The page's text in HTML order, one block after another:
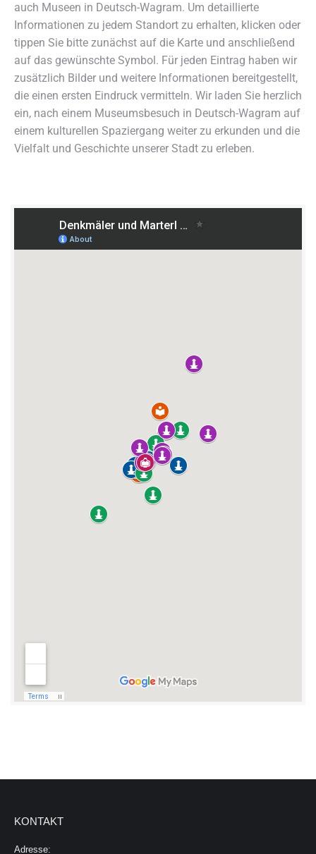
auch Museen in Deutsch-Wagram. Um detaillierte
Informationen zu jedem Standort zu erhalten, klicken oder
tippen Sie bitte zunächst auf die Karte und anschließend
auf das gewünschte Symbol. Für jeden Eintrag haben wir
zusätzlich Bilder und weitere Informationen bereitgestellt,
die einen ersten Eindruck vermitteln. Wir laden Sie herzlich
ein, nach einem Museumsbesuch in Deutsch-Wagram auf
einem kulturellen Spaziergang weiter zu erkunden und die
Vielfalt und Geschichte unserer Stadt zu erleben.
KONTAKT
Adresse: